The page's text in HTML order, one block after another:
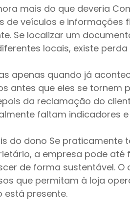
mais do que deveria
de veículos e informações
Se localizar um
locais, existe
apenas quando já
antes que eles se tornem
da reclamação do
faltam indicadores
do dono Se praticamente
a empresa pode até
de forma sustentável. O
que permitam à loja
está presente.